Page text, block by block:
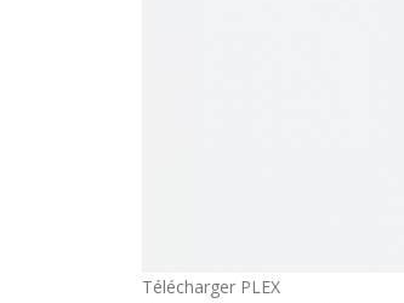
Télécharger PLEX